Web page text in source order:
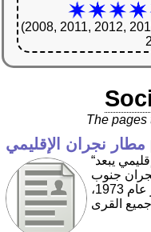
(2008, 2011, 2012,
The pages
مطار نجران الإقليمي
“مطار نجران الإقليمي هو مطار سعودي إقليمي يبعد
جنوب
السعودية حوالي 7 كم، تأسس المطار عام 1973،